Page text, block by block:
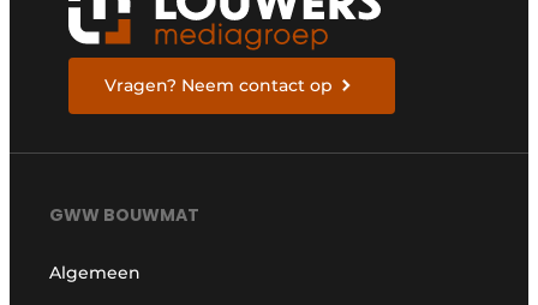
Vragen? Neem contact op
GWW BOUWMAT
Algemeen